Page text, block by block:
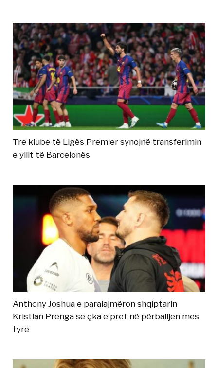
Tre klube të Ligës Premier synojnë transferimin
e yllit të Barcelonës
Anthony Joshua e paralajmëron shqiptarin
Kristian Prenga se çka e pret në përballjen mes
tyre